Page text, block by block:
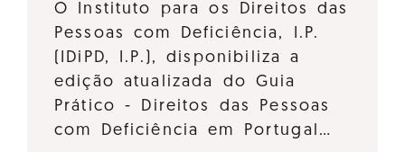
O Instituto para os Direitos das
Pessoas com Deficiência, I.P.
(IDiPD, I.P.), disponibiliza a
edição atualizada do Guia
Prático - Direitos das Pessoas
com Deficiência em Portugal…